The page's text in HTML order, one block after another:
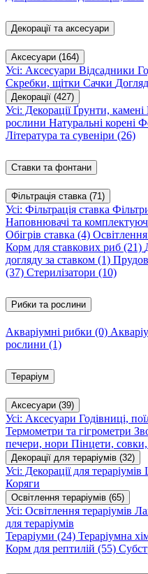
Декорації та аксесуари
Аксесуари (164)
Усі: Аксесуари Відсадники
Скребки, щітки Сачки
Декорації (427)
Усі: ДекораціїҐрунти, камені
рослини Натуральні корені
Література та сувеніри (26)
Ставки та фонтани
Фільтрація ставка (71)
Усі: Фільтрація ставка
Наповнювачі та
Обігрів ставка (4)
Корм для ставкових риб (21)
догляду за ставком (1)
(37) Стерилізатори (10)
Рибки та рослини
Акваріумні рибки (0)
рослини (1)
Тераріум
Аксесуари (39)
Усі: Аксесуари Годівниці,
Термометри та гігрометри
печери, нори Пінцети, совки,
Декорації для тераріумів (32)
Усі: Декорації для тераріумів
Коряги
Освітлення тераріумів (65)
Усі: Освітлення тераріумів
для тераріумів
Тераріуми (24) Тераріумна
Корм для рептилій (55)